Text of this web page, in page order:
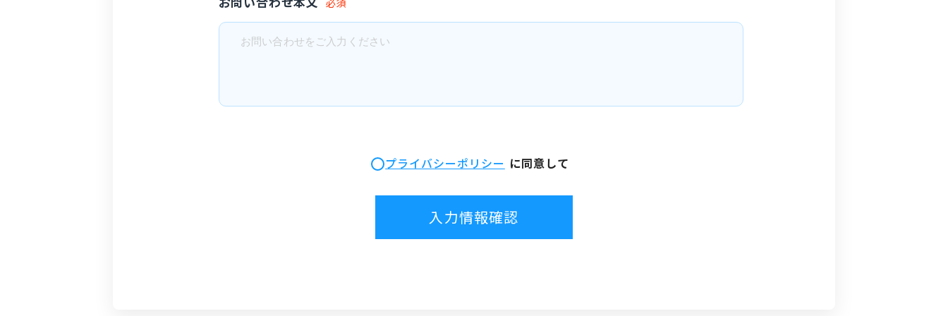
必須
プライバシーポリシー に同意して
入力情報確認